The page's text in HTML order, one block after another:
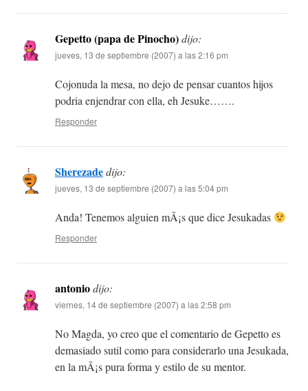
Gepetto (papa de Pinocho)dijo:
jueves, 13 de septiembre (2007) a las 2:16 pm
Cojonuda la mesa, no dejo de pensar cuantos hijos
podria enjendrar con ella, eh Jesuke…….
Responder
Sherezadedijo:
jueves, 13 de septiembre (2007) a las 5:04 pm
Anda! Tenemos alguien mÃ¡s que dice Jesukadas
Responder
antoniodijo:
viernes, 14 de septiembre (2007) a las 2:58 pm
No Magda, yo creo que el comentario de Gepetto es
demasiado sutil como para considerarlo una Jesukada,
en la mÃ¡s pura forma y estilo de su mentor.